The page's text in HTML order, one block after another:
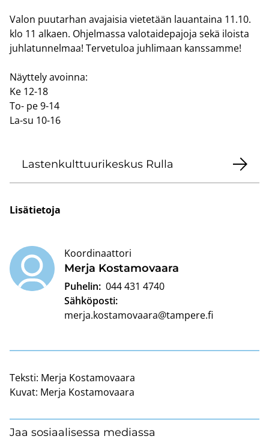
Valon puu­tar­han ava­jai­sia vie­te­tään lau­an­tai­na 11.10.
klo 11 al­kaen. Oh­jel­mas­sa va­lo­tai­de­pa­jo­ja sekä ilois­ta
juh­la­tun­nel­maa! Ter­ve­tu­loa juh­li­maan kans­sam­me!
Näyt­te­ly avoin­na:
Ke 12-18
To- pe 9-14
La-su 10-16
Las­ten­kult­tuu­ri­kes­kus Rulla
Li­sä­tie­to­ja
Merja Kos­ta­mo­vaa­ra
Koordinaattori
Puhelin: 044 431 4740
Sähköposti:
merja.kostamovaara@tampere.fi
Teksti: Merja Kostamovaara
Kuvat: Merja Kostamovaara
Jaa sosiaalisessa mediassa